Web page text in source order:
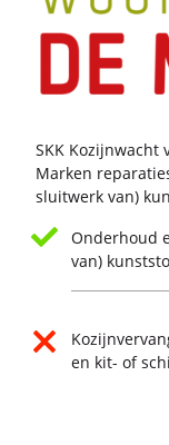
SKK
Mar­ken
sluit­werk van)
Onderhoud
van)
en kit- of